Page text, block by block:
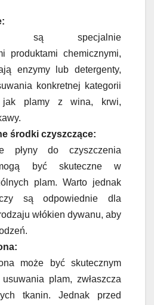
są specjalnie
produktami chemicznymi,
enzymy lub detergenty,
konkretnej kategorii
jak plamy z wina, krwi,
środki czyszczące:
płyny do czyszczenia
być skuteczne w
plam. Warto jednak
są odpowiednie dla
włókien dywanu, aby
może być skutecznym
plam, zwłaszcza
tkanin. Jednak przed